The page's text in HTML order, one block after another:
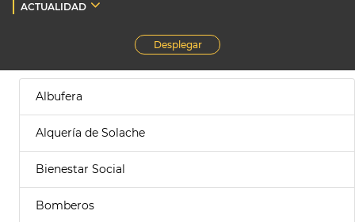
ACTUALIDAD
Desplegar
Albufera
Alquería de Solache
Bienestar Social
Bomberos